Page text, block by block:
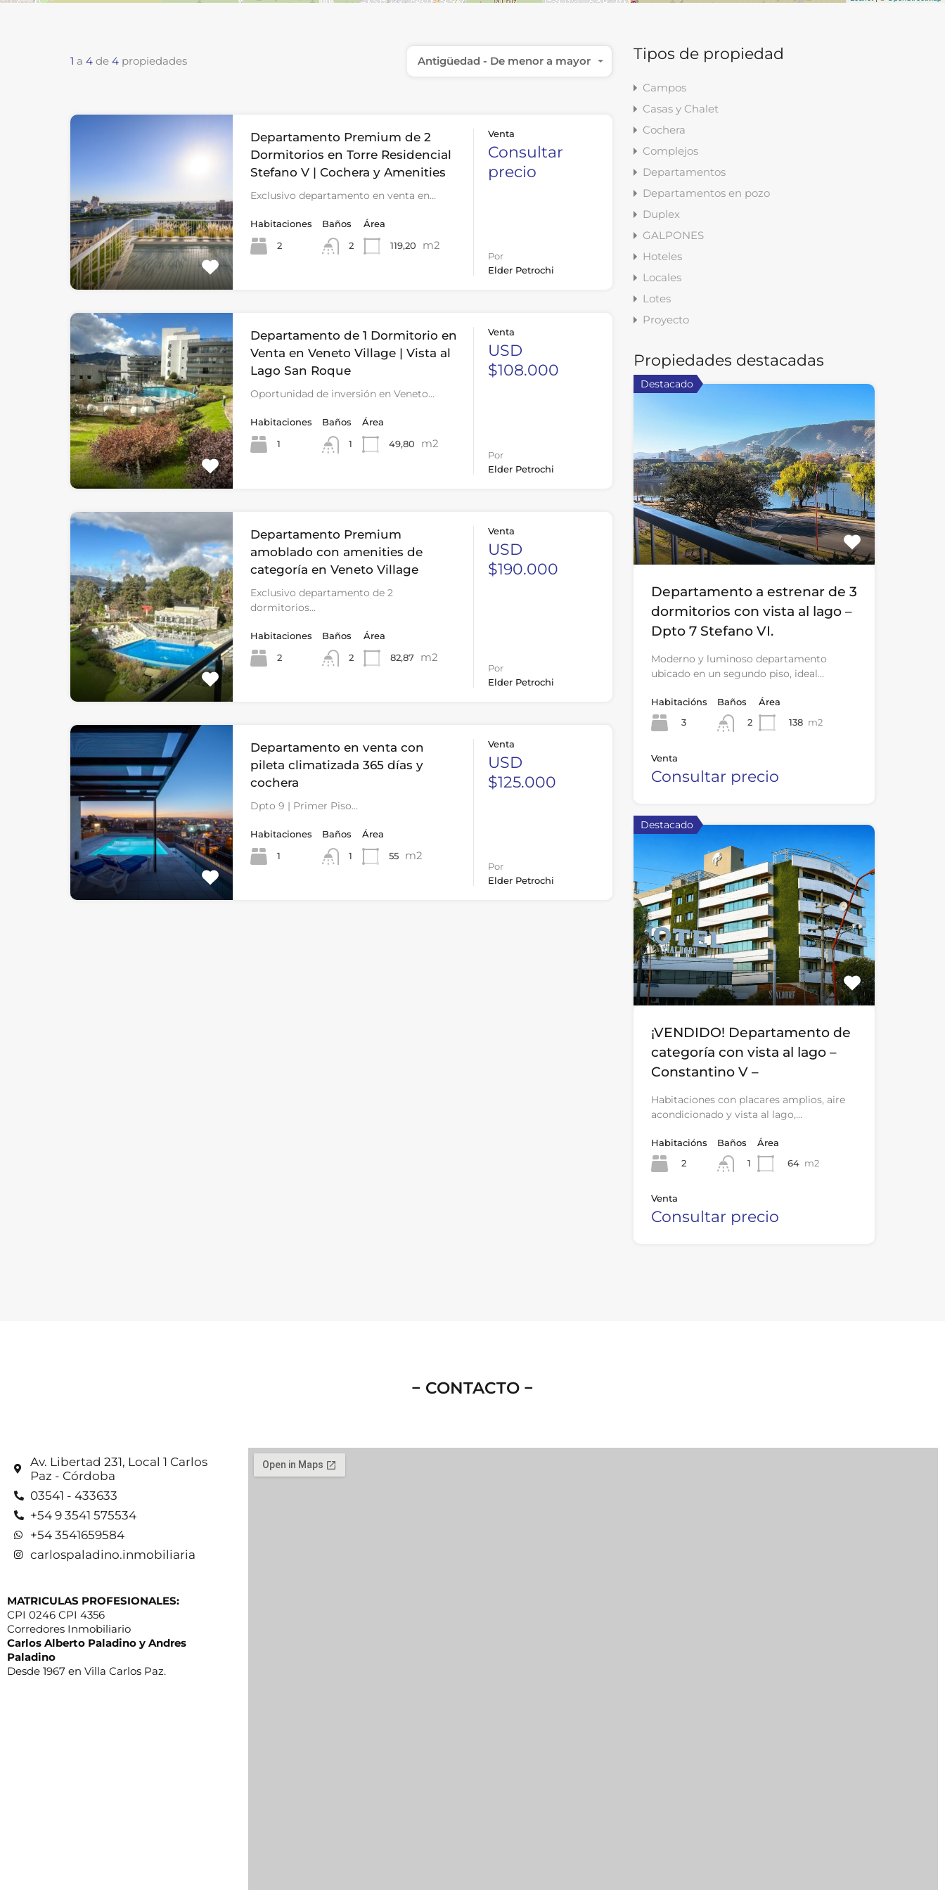
1 a 4 de 4 propiedades Antigüedad - De menor a mayor
Departamento Premium de 2
Dormitorios en Torre Residencial
Stefano V | Cochera y Amenities
Exclusivo departamento en venta en…
Habitaciones
2
Baños
2
Área
119,20
m2
Venta
Consultar
precio
Por
Elder Petrochi
Departamento de 1 Dormitorio en
Venta en Veneto Village | Vista al
Lago San Roque
Oportunidad de inversión en Veneto…
Habitaciones
1
Baños
1
Área
49,80
m2
Venta
USD
$108.000
Por
Elder Petrochi
Departamento Premium
amoblado con amenities de
categoría en Veneto Village
Exclusivo departamento de 2
dormitorios…
Habitaciones
2
Baños
2
Área
82,87
m2
Venta
USD
$190.000
Por
Elder Petrochi
Departamento en venta con
pileta climatizada 365 días y
cochera
Dpto 9 | Primer Piso…
Habitaciones
1
Baños
1
Área
55
m2
Venta
USD
$125.000
Por
Elder Petrochi
Tipos de propiedad
Campos
Casas y Chalet
Cochera
Complejos
Departamentos
Departamentos en pozo
Duplex
GALPONES
Hoteles
Locales
Lotes
Proyecto
Propiedades destacadas
Destacado
Departamento a estrenar de 3
dormitorios con vista al lago –
Dpto 7 Stefano VI.
Moderno y luminoso departamento
ubicado en un segundo piso, ideal…
Habitacións
3
Baños
2
Área
138 m2
Venta
Consultar precio
Destacado
¡VENDIDO! Departamento de
categoría con vista al lago –
Constantino V –
Habitaciones con placares amplios, aire
acondicionado y vista al lago,…
Habitacións
2
Baños
1
Área
64 m2
Venta
Consultar precio
− CONTACTO −
Av. Libertad 231, Local 1 Carlos
Paz - Córdoba
03541 - 433633
+54 9 3541 575534
+54 3541659584
carlospaladino.inmobiliaria
MATRICULAS PROFESIONALES:
CPI 0246 CPI 4356
Corredores Inmobiliario
Carlos Alberto Paladino y Andres
Paladino
Desde 1967 en Villa Carlos Paz.